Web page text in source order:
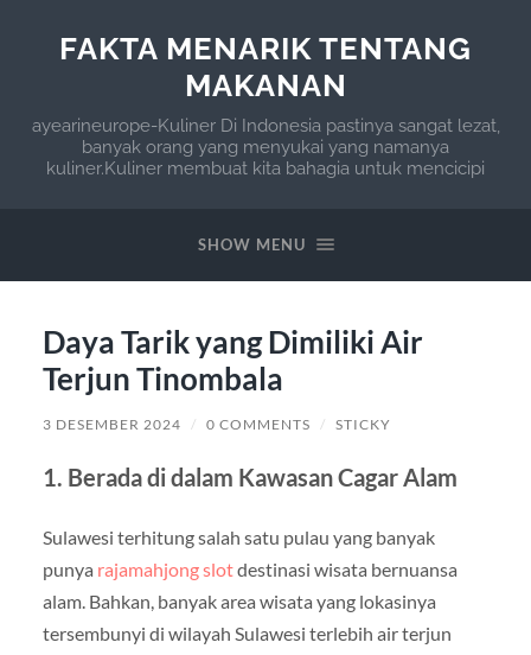
FAKTA MENARIK TENTANG
MAKANAN
ayearineurope-Kuliner Di Indonesia pastinya sangat lezat,
banyak orang yang menyukai yang namanya
kuliner.Kuliner membuat kita bahagia untuk mencicipi
SHOW MENU
Daya Tarik yang Dimiliki Air
Terjun Tinombala
3 DESEMBER 2024 / 0 COMMENTS / STICKY
1. Berada di dalam Kawasan Cagar Alam
Sulawesi terhitung salah satu pulau yang banyak
punya rajamahjong slotdestinasi wisata bernuansa
alam. Bahkan, banyak area wisata yang lokasinya
tersembunyi di wilayah Sulawesi terlebih air terjun